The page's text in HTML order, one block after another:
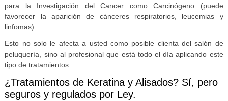
para la Investigación del Cancer como Carcinógeno (puede
favorecer la aparición de cánceres respiratorios, leucemias y
linfomas).
Esto no solo le afecta a usted como posible clienta del salón de
peluquería, sino al profesional que está todo el día aplicando este
tipo de tratamientos.
¿Tratamientos de Keratina y Alisados? Sí, pero
seguros y regulados por Ley.